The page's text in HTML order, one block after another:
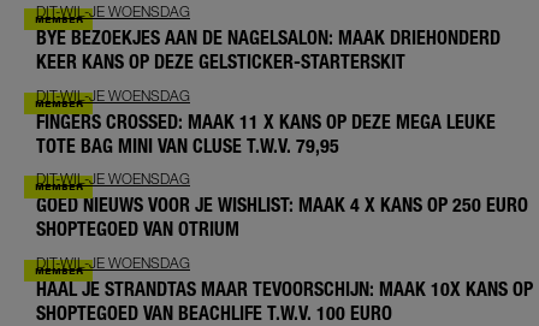
DIT-WIL-JE WOENSDAG
BYE BEZOEKJES AAN DE NAGELSALON: MAAK DRIEHONDERD
KEER KANS OP DEZE GELSTICKER-STARTERSKIT
DIT-WIL-JE WOENSDAG
FINGERS CROSSED: MAAK 11 X KANS OP DEZE MEGA LEUKE
TOTE BAG MINI VAN CLUSE T.W.V. 79,95
DIT-WIL-JE WOENSDAG
GOED NIEUWS VOOR JE WISHLIST: MAAK 4 X KANS OP 250 EURO
SHOPTEGOED VAN OTRIUM
DIT-WIL-JE WOENSDAG
HAAL JE STRANDTAS MAAR TEVOORSCHIJN: MAAK 10X KANS OP
SHOPTEGOED VAN BEACHLIFE T.W.V. 100 EURO